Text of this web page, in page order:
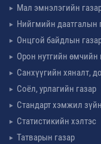
Мал эмнэлэгийн
Нийгмийн даатгалын
Онцгой байдлын
Орон нутгийн өмчийн
Санхүүгийн хяналт,
Соёл, урлагийн газар
Стандарт хэмжил
Статистикийн хэлтэс
Татварын газар